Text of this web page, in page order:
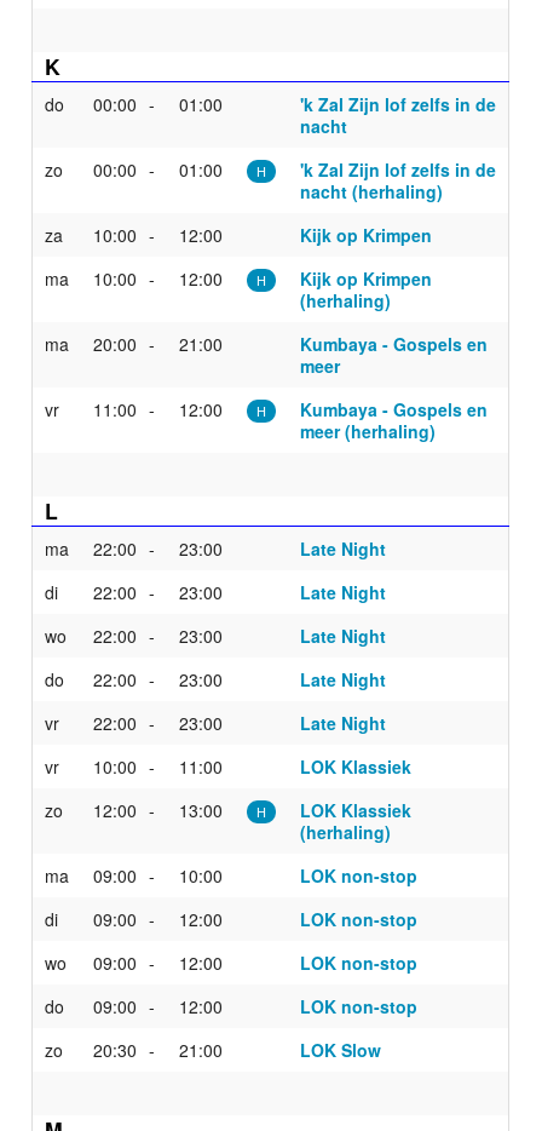
K
do 00:00 01:00
'k Zal Zijn lof zelfs in de
nacht
zo
00:00 01:00 H
'k Zal Zijn lof zelfs in de
nacht (herhaling)
za
10:00 12:00
Kijk op Krimpen
ma
10:00 12:00 H
Kijk op Krimpen
(herhaling)
ma
20:00 21:00
Kumbaya - Gospels en
meer
vr
11:00 12:00 H
Kumbaya - Gospels en
meer (herhaling)
L
ma 22:00 23:00
Late Night
di
22:00 23:00
Late Night
wo
22:00 23:00
Late Night
do
22:00 23:00
Late Night
vr
22:00 23:00
Late Night
vr
10:00 11:00
LOK Klassiek
zo
12:00 13:00 H
LOK Klassiek
(herhaling)
ma
09:00 10:00
LOK non-stop
di
09:00 12:00
LOK non-stop
wo
09:00 12:00
LOK non-stop
do
09:00 12:00
LOK non-stop
zo
20:30 21:00 LOK Slow